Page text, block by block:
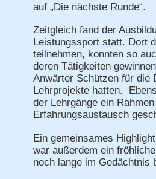
auf „Die nächste Runde“.
Zeitgleich fand der
Leistungssport statt. Dort
teilnehmen, konnten so
deren Tätigkeiten
Anwärter Schützen für die
Lehrprojekte hatten.
der Lehrgänge ein
Erfahrungsaustausch
Ein gemeinsames
war außerdem ein
noch lange im Gedächtnis